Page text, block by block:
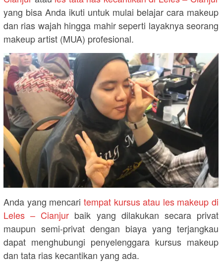
yang bisa Anda ikuti untuk mulai belajar cara makeup
dan rias wajah hingga mahir seperti layaknya seorang
makeup artist (MUA) profesional.
Anda yang mencari tempat kursus atau les makeup di
Leles – Cianjur baik yang dilakukan secara privat
maupun semi-privat dengan biaya yang terjangkau
dapat menghubungi penyelenggara kursus makeup
dan tata rias kecantikan yang ada.